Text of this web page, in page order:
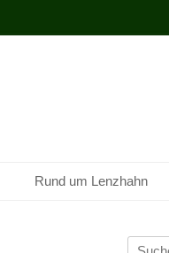
Rund um Lenzhahn
Suche